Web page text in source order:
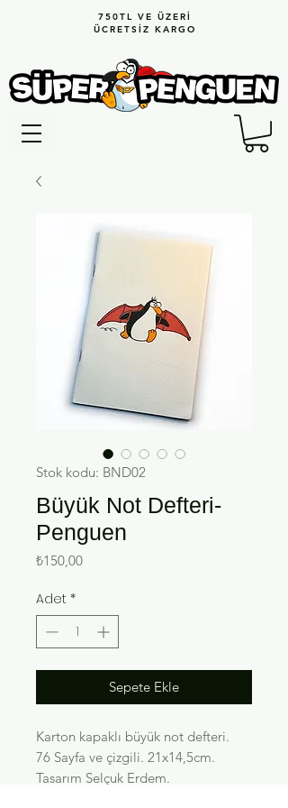
750TL VE ÜZERİ
ÜCRETSİZ KARGO
Stok kodu: BND02
Büyük Not Defteri-
Penguen
₺150,00Fiyat
Adet *
Sepete Ekle
Karton kapaklı büyük not defteri.
76 Sayfa ve çizgili. 21x14,5cm.
Tasarım Selçuk Erdem.